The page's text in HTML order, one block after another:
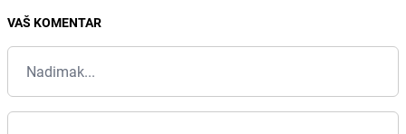
VAŠ KOMENTAR